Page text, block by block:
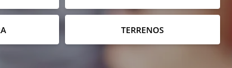
TERRENOS